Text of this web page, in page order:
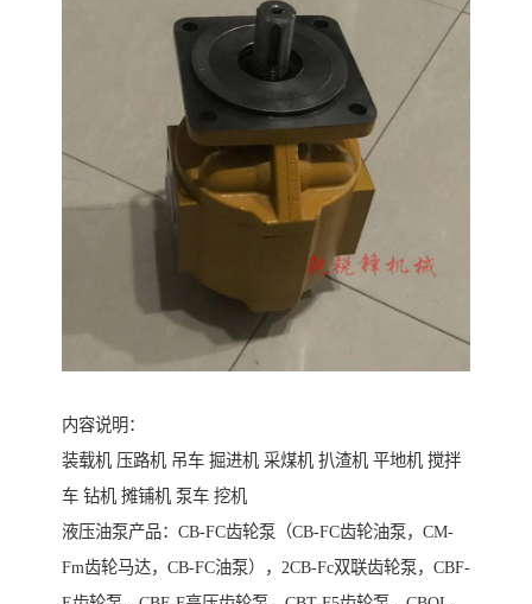
内容说明：
装载机 压路机 吊车 掘进机 采煤机 扒渣机 平地机 搅拌
车 钻机 摊铺机 泵车 挖机
液压油泵产品：CB-FC齿轮泵（CB-FC齿轮油泵，CM-
Fm齿轮马达，CB-FC油泵），2CB-Fc双联齿轮泵，CBF-